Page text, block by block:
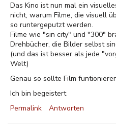
Das Kino ist nun mal ein
nicht, warum Filme, die visuell
so runtergeputzt werden.
Filme wie "sin city" und "300"
Drehbücher, die Bilder selbst
(und das ist besser als jede
Welt)
Genau so sollte Film
Ich bin begeistert
Permalink
Antworten